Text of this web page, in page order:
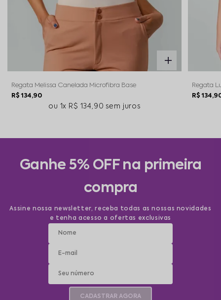
Regata Melissa Canelada Microfibra Base
R$ 134,90
1x R$ 134,90sem juros
Regata
R$
Ganhe 5% OFF na primeira
compra
Assine nossa newsletter, receba todas as nossas novidades
e tenha acesso a ofertas exclusivas
CADASTRAR AGORA